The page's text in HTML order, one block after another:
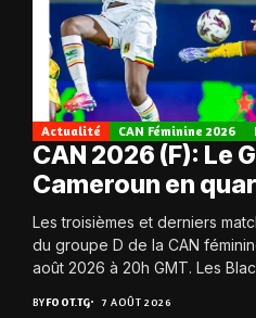
Actualité CAN Féminine 2026
CAN 2026 (F): Le
Cameroun en
Les troisièmes et derniers
du groupe D de la CAN
août 2026 à 20h GMT. Les
BYFOOT.TG 7 AOÛT 2026